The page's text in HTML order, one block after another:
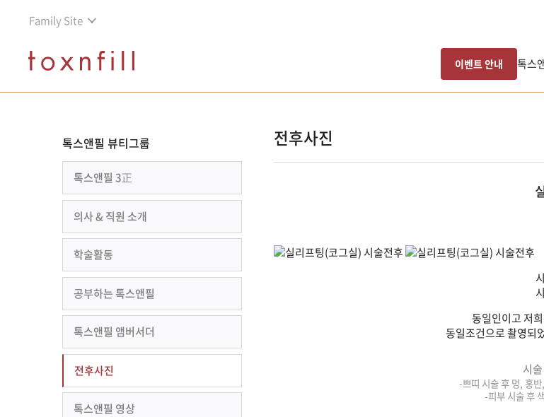
Family Site
이벤트 안내 톡스
톡스앤필 뷰티그룹
톡스앤필 3正
의사 & 직원 소개
학술활동
공부하는 톡스앤필
톡스앤필 앰버서더
전후사진
톡스앤필 영상
전후사진
동일인이고 저
동일조건으로 촬영되
시
-쁘띠 시술 후 멍, 홍
-피부 시술 후